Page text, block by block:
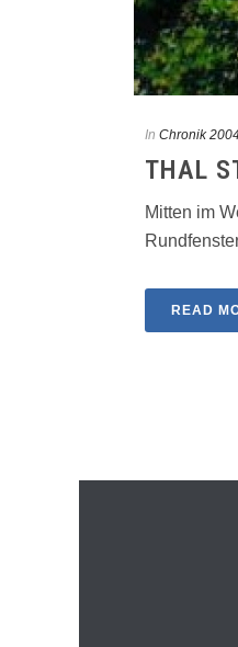
In Chronik
THAL
Mitten im
READ